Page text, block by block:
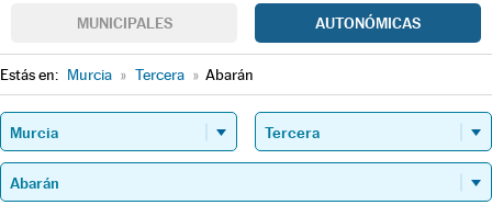
MUNICIPALES AUTONÓMICAS
Estás en: Murcia » Tercera » Abarán